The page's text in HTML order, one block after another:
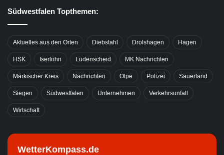
Südwestfalen Topthemen:
Aktuelles aus den Orten Diebstahl Drolshagen Hagen
HSK Iserlohn Lüdenscheid MK Nachrichten
Märkischer Kreis Nachrichten Olpe Polizei Sauerland
Siegen Südwestfalen Unternehmen Verkehrsunfall
Wirtschaft
WetterKompass.de